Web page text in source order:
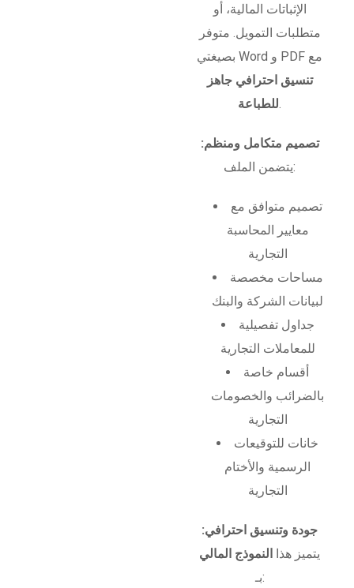
الإثباتات المالية، أو
متطلبات التمويل. متوفر
بصيغتي Word و PDF مع
تنسيق احترافي جاهز
للطباعة.
تصميم متكامل ومنظم:
يتضمن الملف:
تصميم متوافق مع
معايير المحاسبة
التجارية
مساحات مخصصة
لبيانات الشركة والبنك
جداول تفصيلية
للمعاملات التجارية
أقسام خاصة
بالضرائب والخصومات
التجارية
خانات للتوقيعات
الرسمية والأختام
التجارية
جودة وتنسيق احترافي:
يتميز هذا
النموذج المالي
بـ: